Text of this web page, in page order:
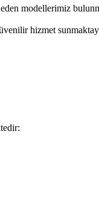
modellerimiz
hizmet